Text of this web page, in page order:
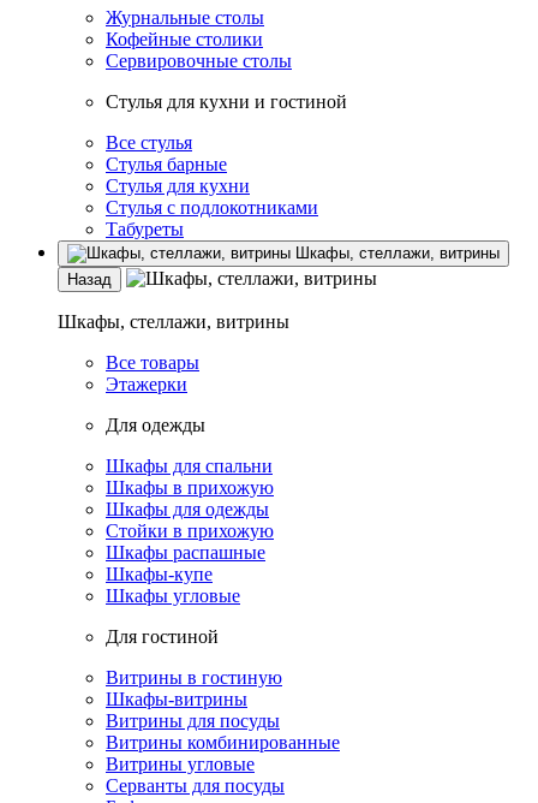
Журнальные столы
Кофейные столики
Сервировочные столы
Стулья для кухни и гостиной
Все стулья
Стулья барные
Стулья для кухни
Стулья с подлокотниками
Табуреты
Шкафы, стеллажи, витрины
Назад
Шкафы, стеллажи, витрины
Все товары
Этажерки
Для одежды
Шкафы для спальни
Шкафы в прихожую
Шкафы для одежды
Стойки в прихожую
Шкафы распашные
Шкафы-купе
Шкафы угловые
Для гостиной
Витрины в гостиную
Шкафы-витрины
Витрины для посуды
Витрины комбинированные
Витрины угловые
Серванты для посуды